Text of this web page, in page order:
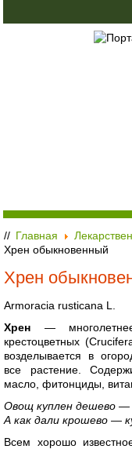
// Главная
Хрен обыкновенный
Хрен
Armoracia rusticana L.
Хрен — многолетнее
крестоцветных
возделывается в
все растение.
масло, фитонциды,
Овощ куплен дешево —
А как дали крошево —
Всем хорошо